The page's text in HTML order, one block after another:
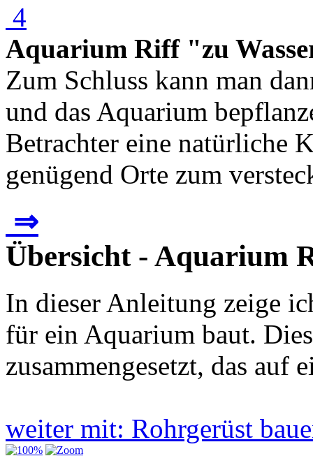
Aquarium Riff "zu
Zum Schluss kann man
und das Aquarium
Betrachter eine natürliche
genügend Orte zum
⇒
Übersicht - Aquarium
In dieser Anleitung zeige
für ein Aquarium baut.
zusammengesetzt, das auf
weiter mit: Rohrgerüst